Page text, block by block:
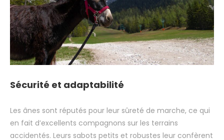
Sécurité et adaptabilité
Les ânes sont réputés pour leur sûreté de marche, ce qui
en fait d’excellents compagnons sur les terrains
accidentés. Leurs sabots petits et robustes leur confèrent